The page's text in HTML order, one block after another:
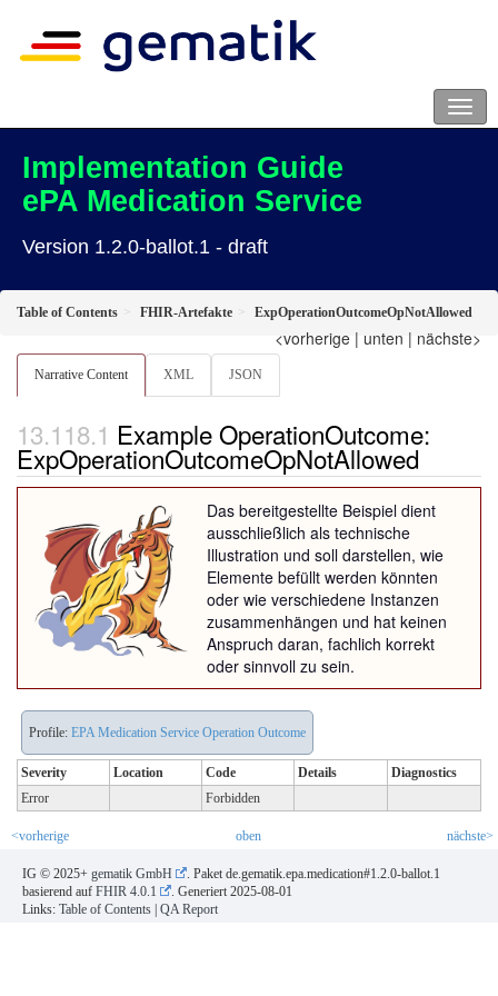
Implementation Guide
ePA Medication Service
Version 1.2.0-ballot.1 - draft
Table of Contents FHIR-Artefakte ExpOperationOutcomeOpNotAllowed
<vorherige | unten | nächste>
Narrative Content XML JSON
Example OperationOutcome:
ExpOperationOutcomeOpNotAllowed
Das bereitgestellte Beispiel dient
ausschließlich als technische
Illustration und soll darstellen, wie
Elemente befüllt werden könnten
oder wie verschiedene Instanzen
zusammenhängen und hat keinen
Anspruch daran, fachlich korrekt
oder sinnvoll zu sein.
Profile: EPA Medication Service Operation Outcome
Severity Location Code Details
Diagnostics
Error
Forbidden
<vorherige oben nächste>
IG © 2025+ gematik GmbH
. Paket de.gematik.epa.medication#1.2.0-ballot.1
basierend auf FHIR 4.0.1 . Generiert 2025-08-01
Links: Table of Contents | QA Report